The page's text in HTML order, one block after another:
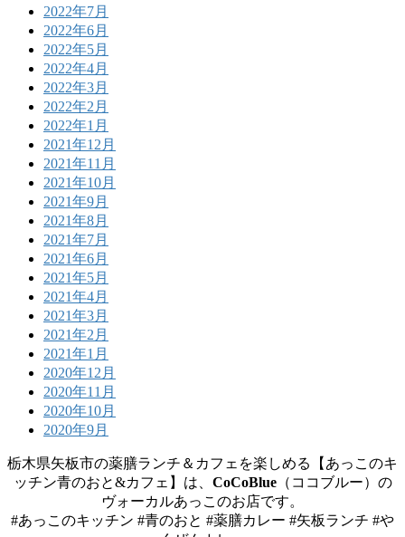
2022年7月
2022年6月
2022年5月
2022年4月
2022年3月
2022年2月
2022年1月
2021年12月
2021年11月
2021年10月
2021年9月
2021年8月
2021年7月
2021年6月
2021年5月
2021年4月
2021年3月
2021年2月
2021年1月
2020年12月
2020年11月
2020年10月
2020年9月
栃木県矢板市の薬膳ランチ＆カフェを楽しめる【あっこのキ
ッチン青のおと&カフェ】は、 CoCoBlue（ココブルー）の
ヴォーカルあっこのお店です。
#あっこのキッチン #青のおと #薬膳カレー #矢板ランチ #や